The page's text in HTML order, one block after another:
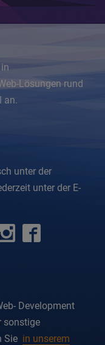
Lösungen rund
an.
unter der
unter der E-
erdfisch
on
Development
sonstige
Sie in unserem